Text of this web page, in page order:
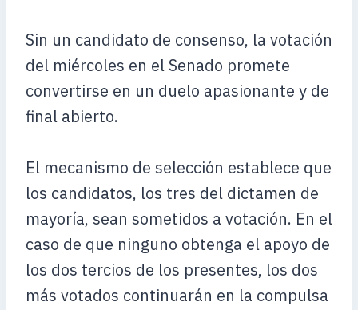
Sin un candidato de consenso, la votación
del miércoles en el Senado promete
convertirse en un duelo apasionante y de
final abierto.
El mecanismo de selección establece que
los candidatos, los tres del dictamen de
mayoría, sean sometidos a votación. En el
caso de que ninguno obtenga el apoyo de
los dos tercios de los presentes, los dos
más votados continuarán en la compulsa